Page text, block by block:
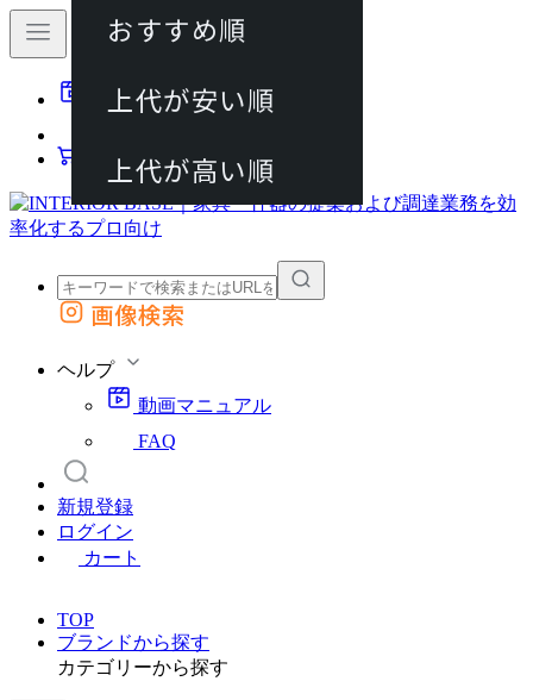
動画マニュアル
カート
外部サイトの商品をカートに追加
画像検索
ヘルプ
動画マニュアル
FAQ
新規登録
ログイン
カート
TOP
ブランドから探す
カテゴリーから探す
おすすめ順
上代が安い順
上代が高い順